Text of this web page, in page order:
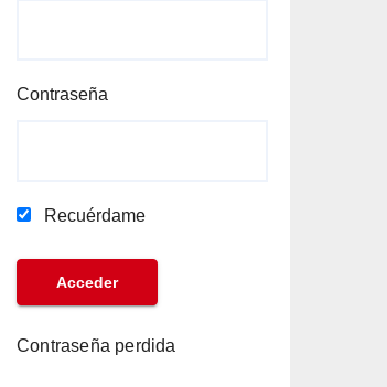
Contraseña
Recuérdame
Contraseña perdida